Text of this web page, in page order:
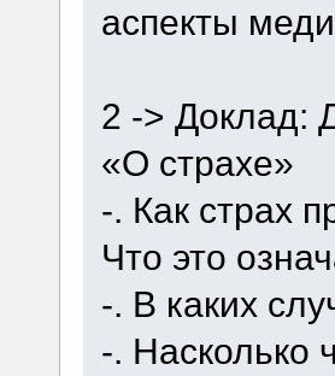
аспекты
2 -> Доклад:
«О страхе»
-. Как страх
Что это
-. В каких
-. Насколько